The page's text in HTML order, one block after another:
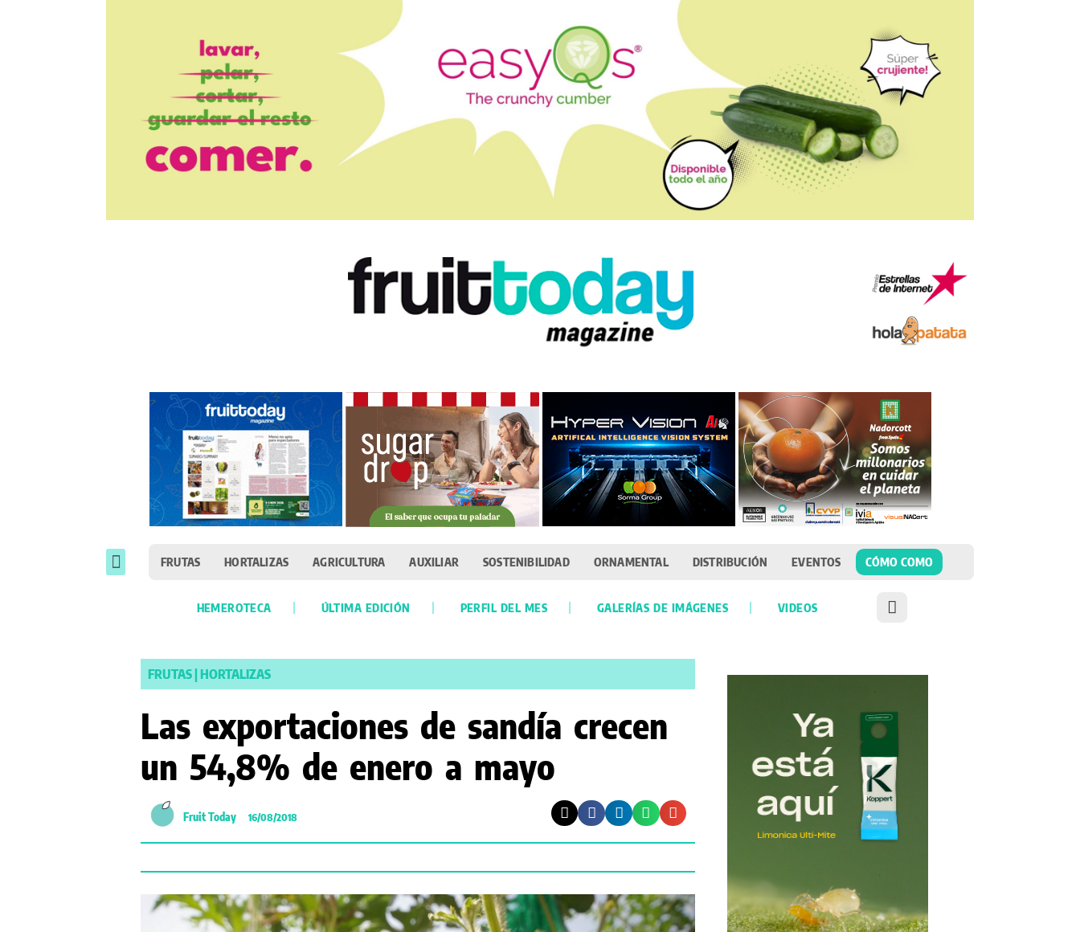
FRUTAS HORTALIZAS AGRICULTURA AUXILIAR SOSTENIBILIDAD ORNAMENTAL DISTRIBUCIÓN EVENTOS CÓMO COMO
HEMEROTECA ÚLTIMA EDICIÓN PERFIL DEL MES GALERÍAS DE IMÁGENES VIDEOS
FRUTAS| HORTALIZAS
Las exportaciones de sandía crecen
un 54,8% de enero a mayo
Fruit Today 16/08/2018